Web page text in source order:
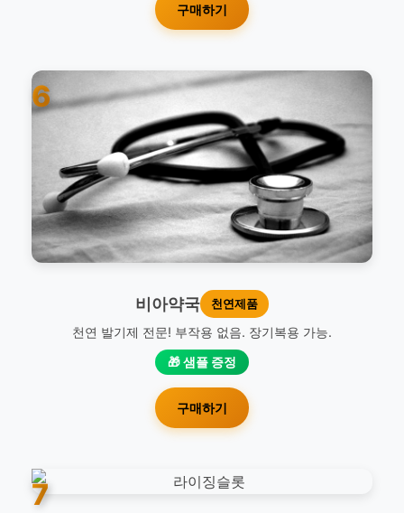
구매하기
6
비아약국 천연제품
천연 발기제 전문! 부작용 없음. 장기복용 가능.
🎁 샘플 증정
구매하기
7